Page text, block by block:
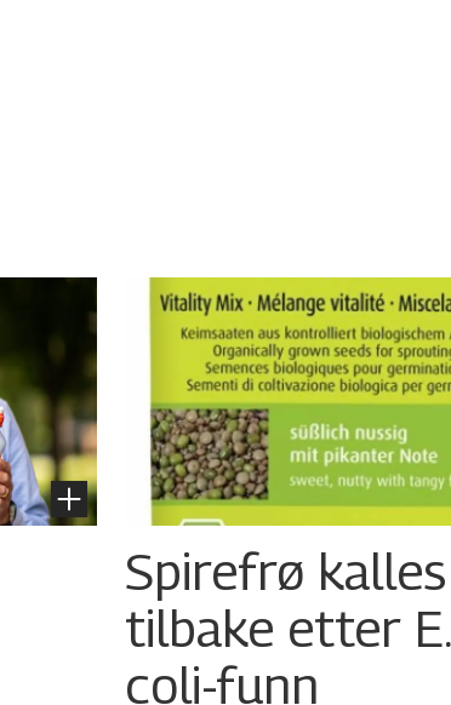
Spirefrø kalles
tilbake etter E.
coli-funn